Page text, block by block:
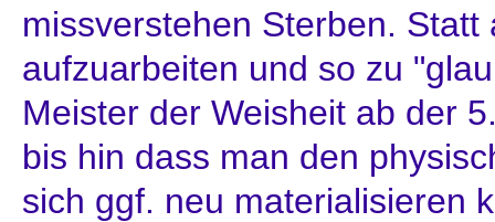
missverstehen Sterben.
aufzuarbeiten und so zu
Meister der Weisheit ab der
bis hin dass man den
sich ggf. neu materialisieren